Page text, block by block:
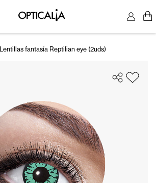
Lentillas fantasía Reptilian eye (2uds)